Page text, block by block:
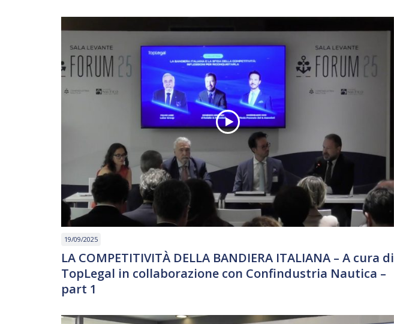
19/09/2025
LA COMPETITIVITÀ DELLA BANDIERA ITALIANA – A cura di
TopLegal in collaborazione con Confindustria Nautica –
part 1